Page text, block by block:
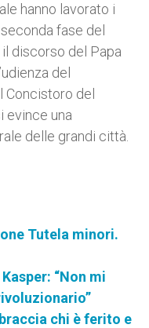
hanno lavorato i
fase del
discorso del Papa
del
Concistoro del
evince una
delle grandi città.
Tutela minori.
“Non mi
chi è ferito e